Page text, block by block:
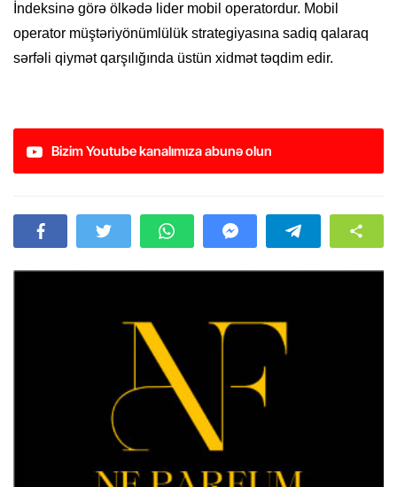
İndeksinə görə ölkədə lider mobil operatordur. Mobil
operator müştəriyönümlülük strategiyasına sadiq qalaraq
sərfəli qiymət qarşılığında üstün xidmət təqdim edir.
Bizim Youtube kanalımıza abunə olun